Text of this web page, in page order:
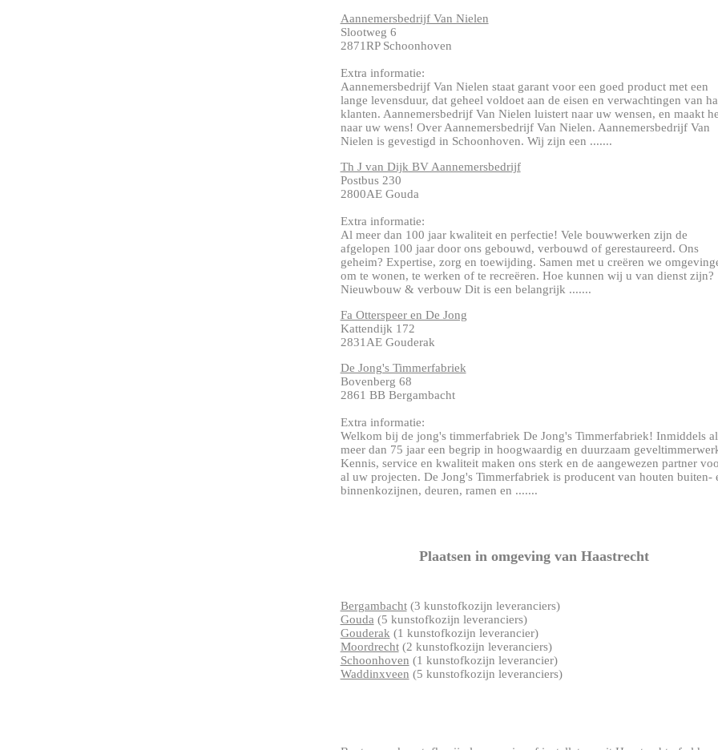
Aannemersbedrijf Van Nielen
Slootweg 6
2871RP Schoonhoven
Extra informatie:
Aannemersbedrijf Van Nielen staat garant voor een goed product met een
lange levensduur, dat geheel voldoet aan de eisen en verwachtingen van
klanten. Aannemersbedrijf Van Nielen luistert naar uw wensen, en maakt
naar uw wens! Over Aannemersbedrijf Van Nielen. Aannemersbedrijf Van
Nielen is gevestigd in Schoonhoven. Wij zijn een .......
Th J van Dijk BV Aannemersbedrijf
Postbus 230
2800AE Gouda
Extra informatie:
Al meer dan 100 jaar kwaliteit en perfectie! Vele bouwwerken zijn de
afgelopen 100 jaar door ons gebouwd, verbouwd of gerestaureerd. Ons
geheim? Expertise, zorg en toewijding. Samen met u creëren we
om te wonen, te werken of te recreëren. Hoe kunnen wij u van dienst zijn?
Nieuwbouw & verbouw Dit is een belangrijk .......
Fa Otterspeer en De Jong
Kattendijk 172
2831AE Gouderak
De Jong's Timmerfabriek
Bovenberg 68
2861 BB Bergambacht
Extra informatie:
Welkom bij de jong's timmerfabriek De Jong's Timmerfabriek! Inmiddels al
meer dan 75 jaar een begrip in hoogwaardig en duurzaam
Kennis, service en kwaliteit maken ons sterk en de aangewezen partner
al uw projecten. De Jong's Timmerfabriek is producent van houten buiten-
binnenkozijnen, deuren, ramen en .......
Plaatsen in omgeving van Haastrecht
Bergambacht(3 kunstofkozijn leveranciers)
Gouda (5 kunstofkozijn leveranciers)
Gouderak (1 kunstofkozijn leverancier)
Moordrecht(2 kunstofkozijn leveranciers)
Schoonhoven (1 kunstofkozijn leverancier)
Waddinxveen (5 kunstofkozijn leveranciers)